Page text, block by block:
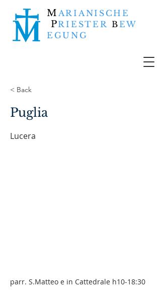
M ARIANISCHE
PRIESTERBEW
EGUNG
< Back
Puglia
Lucera
parr. S.Matteo e in Cattedrale h10-18:30